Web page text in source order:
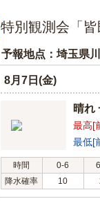
特別観測会「
予報地点：埼玉県
8月7日(金)
晴れ
最高[
最低[
時間 0-6
降水確率
10